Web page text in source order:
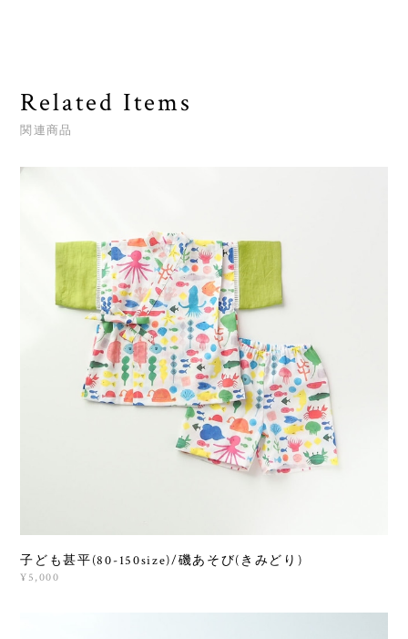
Related Items
関連商品
子ども甚平(80-150size)/磯あそび(きみどり)
¥5,000